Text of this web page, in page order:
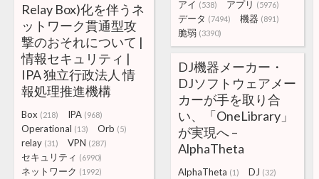
アイ (538) アプリ (5976)
データ (7494) 機器 (891)
脆弱 (3390)
Relay Box)化を伴うネ
ットワーク貫通型攻
撃のおそれについて |
情報セキュリティ |
IPA 独立行政法人 情
報処理推進機構
Box (218) IPA (968)
Operational (13) Orb (5)
relay (31) VPN (287)
セキュリティ (6990)
ネットワーク (1992)
DJ機器メーカー・
DJソフトウェアメー
カーが手を取り合
い、「OneLibrary」
が実現へ –
AlphaTheta
AlphaTheta (1) DJ (32)